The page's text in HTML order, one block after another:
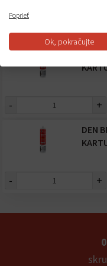
- +
DEN
- +
DEN
- +
Poprieť
Ok, pokračujte